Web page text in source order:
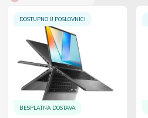
DOSTUPNO U POSLOVNICI
BESPLATNA DOSTAVA